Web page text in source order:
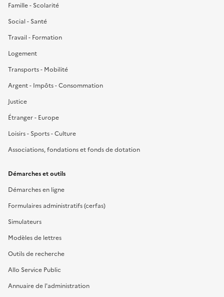
Famille - Scolarité
Social - Santé
Travail - Formation
Logement
Transports - Mobilité
Argent - Impôts - Consommation
Justice
Étranger - Europe
Loisirs - Sports - Culture
Associations, fondations et fonds de dotation
Démarches et outils
Démarches en ligne
Formulaires administratifs (cerfas)
Simulateurs
Modèles de lettres
Outils de recherche
Allo Service Public
Annuaire de l'administration